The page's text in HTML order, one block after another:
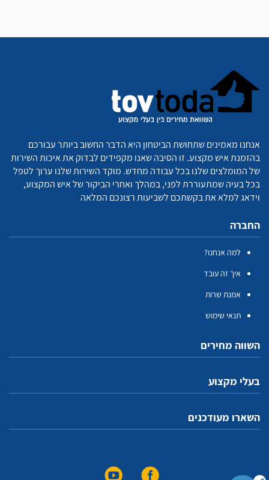
אנחנו מאמינים שתחושת הביטחון היא הדבר החשוב ביותר עבורכם
בהזמנת איש מקצוע. זו הסיבה שאנו מקפידים לבדוק את איכות השירות
של המומלצים שלנו בכל עבודה מחדש. מוקד השירות שלנו ערוך לטפל
בכל בעיה שמתעוררת לפני, במהלך ואחרי הביקור של איש המקצוע,
וידאג למלא את בקשתכם לשביעות רצונכם המלאה
החברה
למה אנחנו?
איך זה עובד
אמנת שרות
תנאי שימוש
השווה מחירים
בעלי מקצוע
השארו מעודכנים